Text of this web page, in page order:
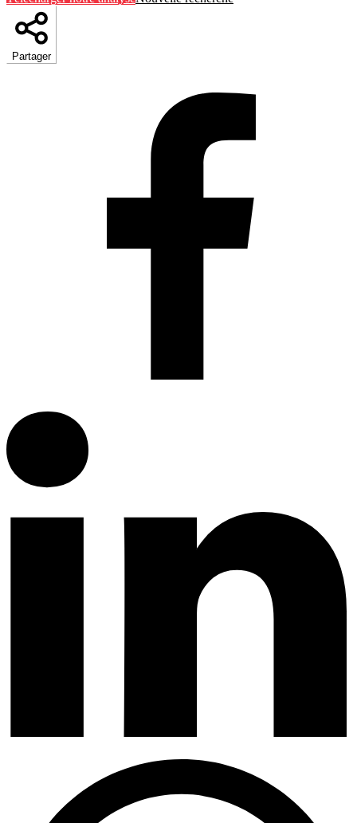
Partager